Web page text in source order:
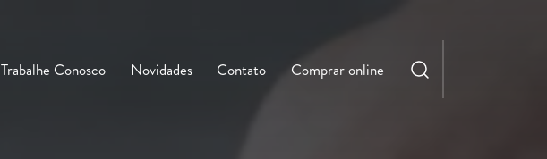
Trabalhe Conosco Novidades Contato Comprar online